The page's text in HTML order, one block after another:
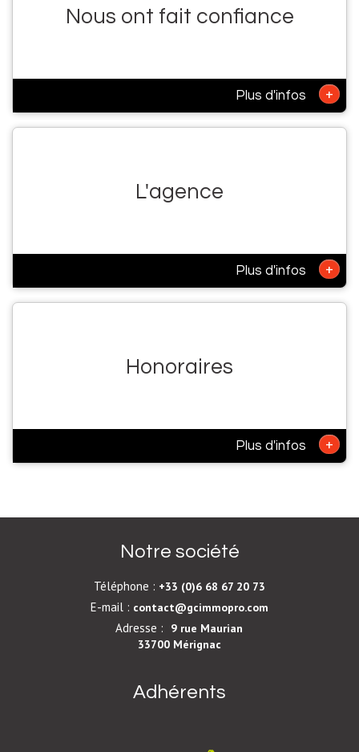
Nous ont fait confiance
Plus d'infos +
L'agence
Plus d'infos +
Honoraires
Plus d'infos +
Notre société
Téléphone : +33 (0)6 68 67 20 73
E-mail : contact@gcimmopro.com
Adresse :
9 rue Maurian
33700 Mérignac
Adhérents